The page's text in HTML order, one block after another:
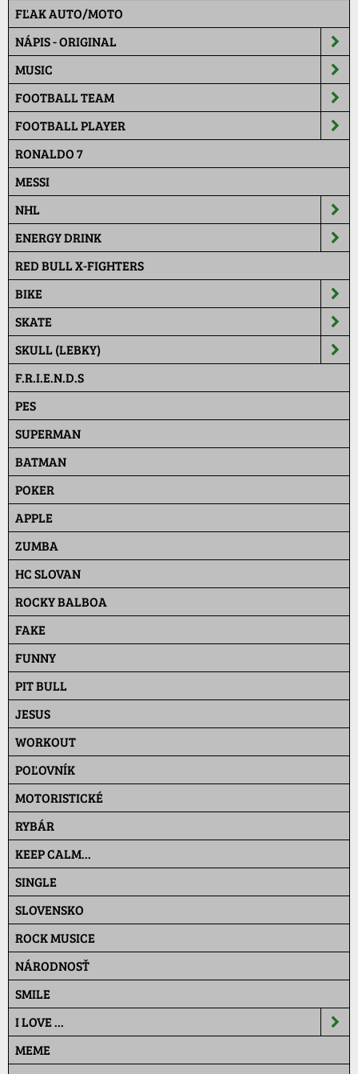
FĽAK AUTO/MOTO
NÁPIS - ORIGINAL
MUSIC
FOOTBALL TEAM
FOOTBALL PLAYER
RONALDO 7
MESSI
NHL
ENERGY DRINK
RED BULL X-FIGHTERS
BIKE
SKATE
SKULL (LEBKY)
F.R.I.E.N.D.S
PES
SUPERMAN
BATMAN
POKER
APPLE
ZUMBA
HC SLOVAN
ROCKY BALBOA
FAKE
FUNNY
PIT BULL
JESUS
WORKOUT
POĽOVNÍK
MOTORISTICKÉ
RYBÁR
KEEP CALM...
SINGLE
SLOVENSKO
ROCK MUSICE
NÁRODNOSŤ
SMILE
I LOVE ...
MEME